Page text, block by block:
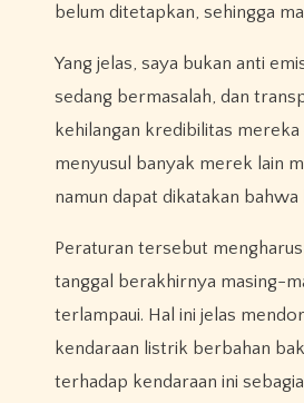
belum ditetapkan, sehingga
Yang jelas, saya bukan anti
sedang bermasalah, dan
kehilangan kredibilitas
menyusul banyak merek lain
namun dapat dikatakan
Peraturan tersebut
tanggal berakhirnya masing-
terlampaui. Hal ini jelas
kendaraan listrik berbahan
terhadap kendaraan ini